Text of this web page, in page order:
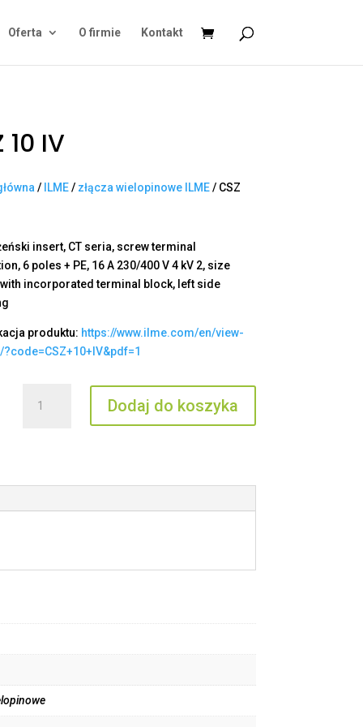
Oferta O firmie Kontakt
10 IV
/ ILME/ złącza wielopinowe ILME/ CSZ
insert, CT seria, screw terminal
6 poles + PE, 16 A 230/400 V 4 kV 2, size
with incorporated terminal block, left side
produktu: https://www.ilme.com/en/view-
CSZ
Dodaj do koszyka